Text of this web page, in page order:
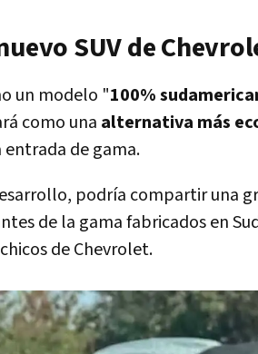
SUV de
un modelo "100%
como una alternativa más
de gama.
podría compartir una
de la gama fabricados en
de Chevrolet.